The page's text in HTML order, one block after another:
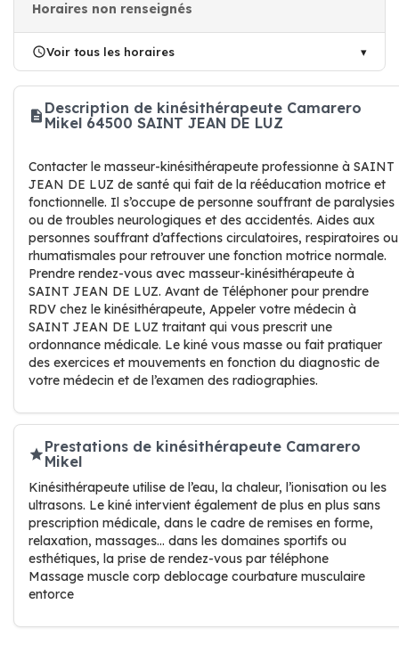
Horaires non renseignés
Voir tous les horaires
Description de kinésithérapeute Camarero
Mikel 64500 SAINT JEAN DE LUZ
Contacter le masseur-kinésithérapeute professionne à SAINT
JEAN DE LUZ de santé qui fait de la rééducation motrice et
fonctionnelle. Il s’occupe de personne souffrant de paralysies
ou de troubles neurologiques et des accidentés. Aides aux
personnes souffrant d’affections circulatoires, respiratoires ou
rhumatismales pour retrouver une fonction motrice normale.
Prendre rendez-vous avec masseur-kinésithérapeute à
SAINT JEAN DE LUZ. Avant de Téléphoner pour prendre
RDV chez le kinésithérapeute, Appeler votre médecin à
SAINT JEAN DE LUZ traitant qui vous prescrit une
ordonnance médicale. Le kiné vous masse ou fait pratiquer
des exercices et mouvements en fonction du diagnostic de
votre médecin et de l’examen des radiographies.
Prestations de kinésithérapeute Camarero
Mikel
Kinésithérapeute utilise de l’eau, la chaleur, l’ionisation ou les
ultrasons. Le kiné intervient également de plus en plus sans
prescription médicale, dans le cadre de remises en forme,
relaxation, massages… dans les domaines sportifs ou
esthétiques, la prise de rendez-vous par téléphone
Massage muscle corp deblocage courbature musculaire
entorce